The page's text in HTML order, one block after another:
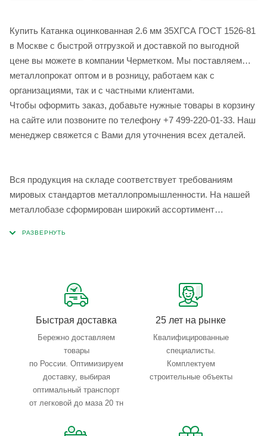
Купить Катанка оцинкованная 2.6 мм 35ХГСА ГОСТ 1526-81
в Москве с быстрой отгрузкой и доставкой по выгодной
цене вы можете в компании Черметком. Мы поставляем
металлопрокат оптом и в розницу, работаем как с
организациями, так и с частными клиентами.
Чтобы оформить заказ, добавьте нужные товары в корзину
на сайте или позвоните по телефону +7 499-220-01-33. Наш
менеджер свяжется с Вами для уточнения всех деталей.
Вся продукция на складе соответствует требованиям
мировых стандартов металлопромышленности. На нашей
металлобазе сформирован широкий ассортимент
Быстрая доставка
Бережно доставляем
товары
по России. Оптимизируем
доставку, выбирая
оптимальный транспорт
от легковой до маза 20 тн
25 лет на рынке
Квалифицированные
специалисты.
Комплектуем
строительные объекты